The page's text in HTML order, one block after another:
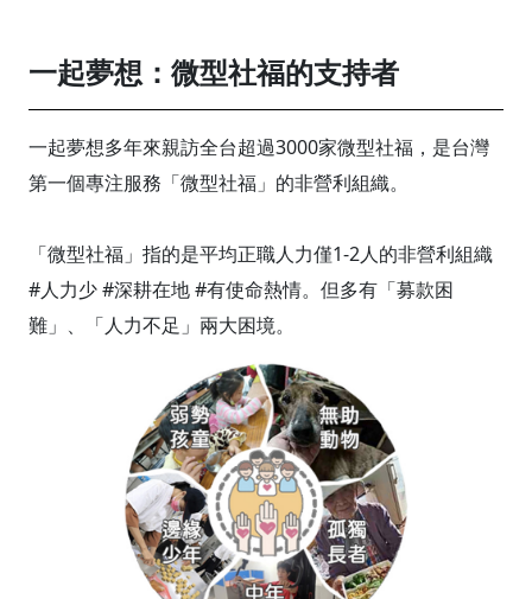
一起夢想：微型社福的支持者
一起夢想多年來親訪全台超過3000家微型社福，是台灣
第一個專注服務「微型社福」的非營利組織。
「微型社福」指的是平均正職人力僅1-2人的非營利組織
#人力少 #深耕在地 #有使命熱情。但多有「募款困
難」、「人力不足」兩大困境。